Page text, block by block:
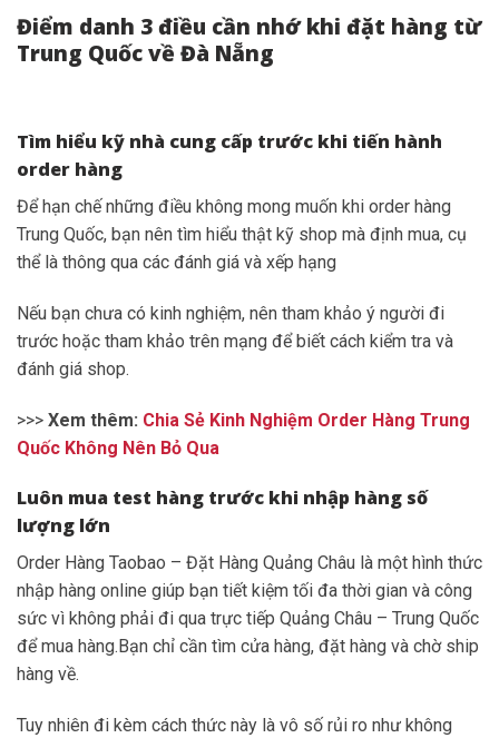
Điểm danh 3 điều cần nhớ khi đặt hàng từ
Trung Quốc về Đà Nẵng
Tìm hiểu kỹ nhà cung cấp trước khi tiến hành
order hàng
Để hạn chế những điều không mong muốn khi order hàng
Trung Quốc, bạn nên tìm hiểu thật kỹ shop mà định mua, cụ
thể là thông qua các đánh giá và xếp hạng
Nếu bạn chưa có kinh nghiệm, nên tham khảo ý người đi
trước hoặc tham khảo trên mạng để biết cách kiểm tra và
đánh giá shop.
>>> Xem thêm: Chia Sẻ Kinh Nghiệm Order Hàng Trung
Quốc Không Nên Bỏ Qua
Luôn mua test hàng trước khi nhập hàng số
lượng lớn
Order Hàng Taobao – Đặt Hàng Quảng Châu là một hình thức
nhập hàng online giúp bạn tiết kiệm tối đa thời gian và công
sức vì không phải đi qua trực tiếp Quảng Châu – Trung Quốc
để mua hàng.Bạn chỉ cần tìm cửa hàng, đặt hàng và chờ ship
hàng về.
Tuy nhiên đi kèm cách thức này là vô số rủi ro như không